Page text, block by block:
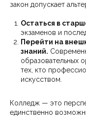
закон допускает
Остаться в
экзаменов и
Перейти на
знаний.
образовательных
тех, кто
искусством.
Колледж — это
единственно